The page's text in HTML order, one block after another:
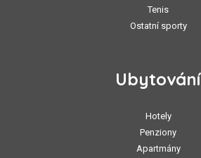
Tenis
Ostatní sporty
Ubytování
Hotely
Penziony
Apartmány